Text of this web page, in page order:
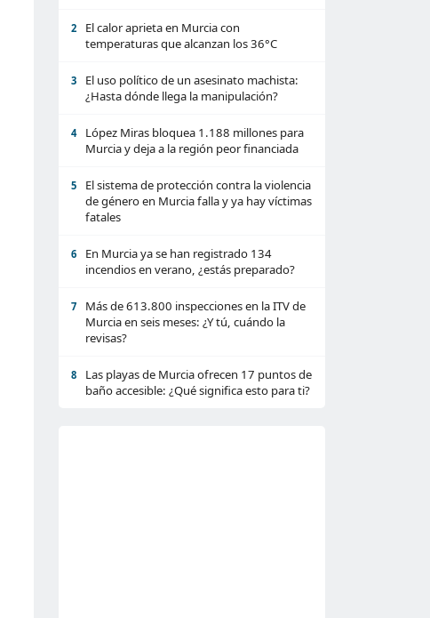
2
El calor aprieta en Murcia con
temperaturas que alcanzan los 36°C
3
El uso político de un asesinato machista:
¿Hasta dónde llega la manipulación?
4
López Miras bloquea 1.188 millones para
Murcia y deja a la región peor financiada
5
El sistema de protección contra la violencia
de género en Murcia falla y ya hay víctimas
fatales
6
En Murcia ya se han registrado 134
incendios en verano, ¿estás preparado?
7
Más de 613.800 inspecciones en la ITV de
Murcia en seis meses: ¿Y tú, cuándo la
revisas?
8
Las playas de Murcia ofrecen 17 puntos de
baño accesible: ¿Qué significa esto para ti?